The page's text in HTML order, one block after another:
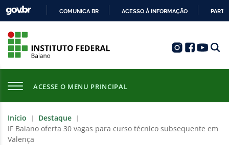
COMUNICA BR ACESSO À INFORMAÇÃO
ACESSE O MENU PRINCIPAL
Início | Destaque |
IF Baiano oferta 30 vagas para curso técnico subsequente em
Valença